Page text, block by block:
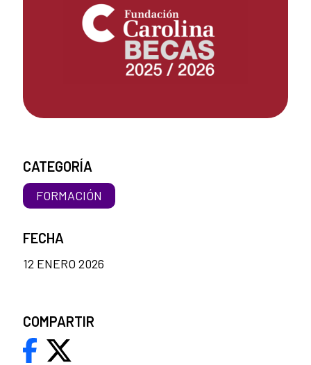
CATEGORÍA
FORMACIÓN
FECHA
12 ENERO 2026
COMPARTIR